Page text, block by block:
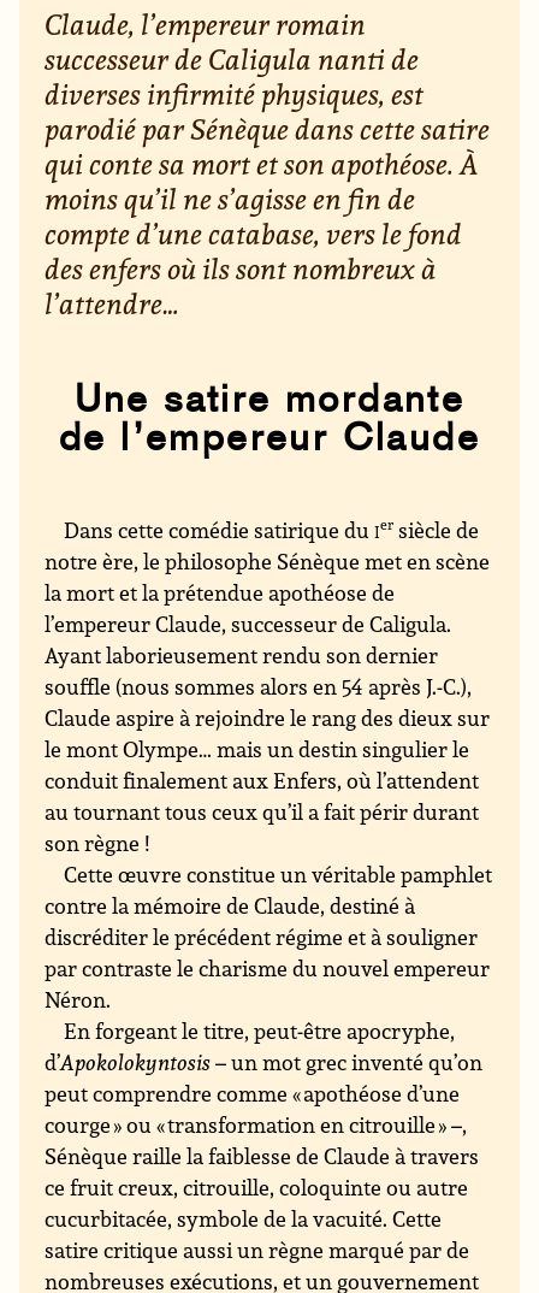
Claude, l’empereur romain
successeur de Caligula nanti de
diverses infirmité physiques, est
parodié par Sénèque dans cette satire
qui conte sa mort et son apothéose. À
moins qu’il ne s’agisse en fin de
compte d’une catabase, vers le fond
des enfers où ils sont nombreux à
l’attendre…
Une satire mordante
de l’empereur Claude
Dans cette comédie satirique duier siècle de
notre ère, le philosophe Sénèque met en scène
la mort et la prétendue apothéose de
l’empereur Claude, successeur de Caligula.
Ayant laborieusement rendu son dernier
souffle (nous sommes alors en 54 après J.-C.),
Claude aspire à rejoindre le rang des dieux sur
le mont Olympe… mais un destin singulier le
conduit finalement aux Enfers, où l’attendent
au tournant tous ceux qu’il a fait périr durant
son règne !
Cette œuvre constitue un véritable pamphlet
contre la mémoire de Claude, destiné à
discréditer le précédent régime et à souligner
par contraste le charisme du nouvel empereur
Néron.
En forgeant le titre, peut-être apocryphe,
d’Apokolokyntosis– un mot grec inventé qu’on
peut comprendre comme « apothéose d’une
courge » ou « transformation en citrouille » –,
Sénèque raille la faiblesse de Claude à travers
ce fruit creux, citrouille, coloquinte ou autre
cucurbitacée, symbole de la vacuité. Cette
satire critique aussi un règne marqué par de
nombreuses exécutions, et un gouvernement